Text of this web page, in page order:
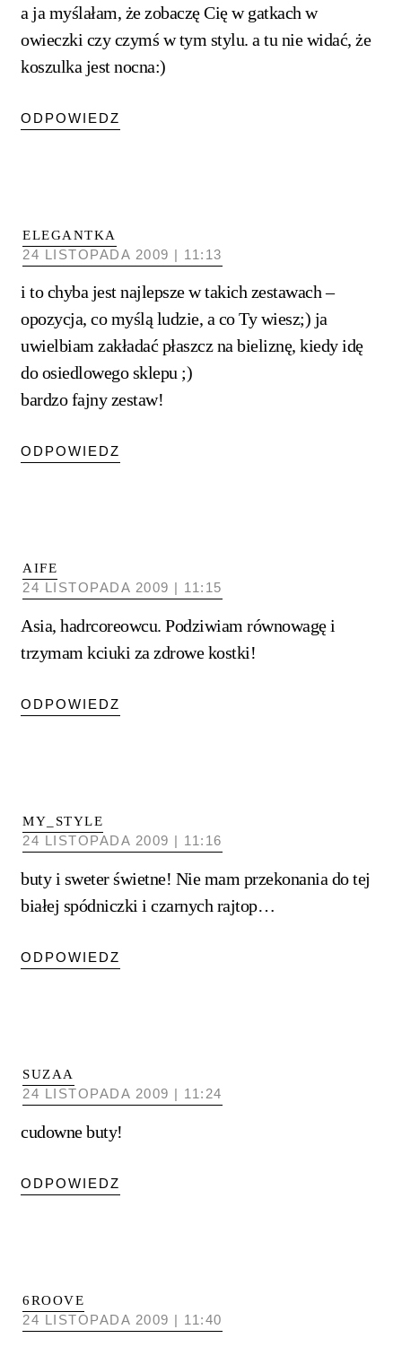
a ja myślałam, że zobaczę Cię w gatkach w
owieczki czy czymś w tym stylu. a tu nie widać, że
koszulka jest nocna:)
ODPOWIEDZ
ELEGANTKA
24 LISTOPADA 2009 | 11:13
i to chyba jest najlepsze w takich zestawach –
opozycja, co myślą ludzie, a co Ty wiesz;) ja
uwielbiam zakładać płaszcz na bieliznę, kiedy idę
do osiedlowego sklepu ;)
bardzo fajny zestaw!
ODPOWIEDZ
AIFE
24 LISTOPADA 2009 | 11:15
Asia, hadrcoreowcu. Podziwiam równowagę i
trzymam kciuki za zdrowe kostki!
ODPOWIEDZ
MY_STYLE
24 LISTOPADA 2009 | 11:16
buty i sweter świetne! Nie mam przekonania do tej
białej spódniczki i czarnych rajtop…
ODPOWIEDZ
SUZAA
24 LISTOPADA 2009 | 11:24
cudowne buty!
ODPOWIEDZ
6ROOVE
24 LISTOPADA 2009 | 11:40